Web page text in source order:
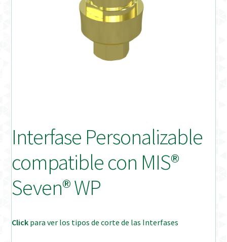
Mi cuenta
On-line Store
Productos Favoritos
Uso previsto
Interfase Personalizable
compatible con MIS®
Seven® WP
Click para ver los tipos de corte de las Interfases